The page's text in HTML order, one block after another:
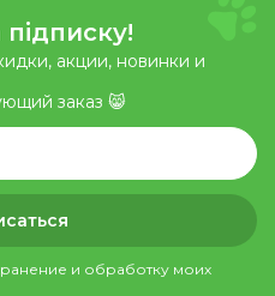
підписку!
акции, новинки и
заказ 😸
и обработку моих